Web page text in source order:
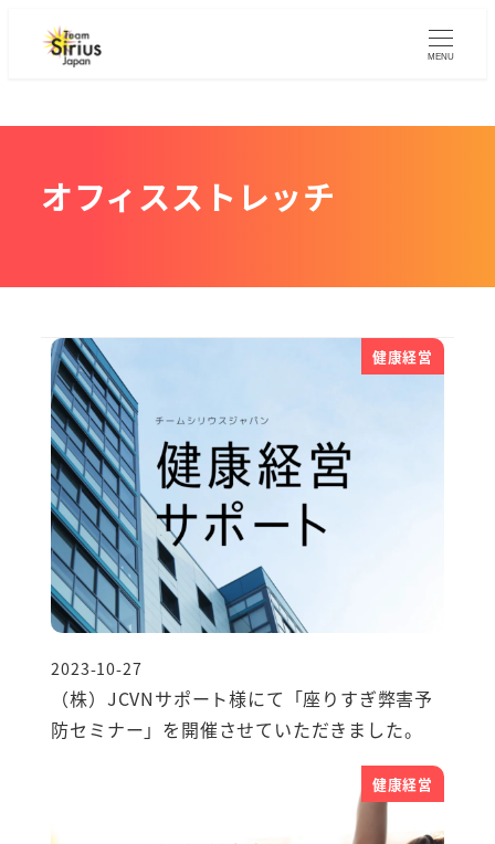
MENU
オフィスストレッチ
健康経営
（株）JCVNサポート様にて「座りすぎ弊害予
防セミナー」を開催させていただきました。
投稿日
2023-10-27
健康経営